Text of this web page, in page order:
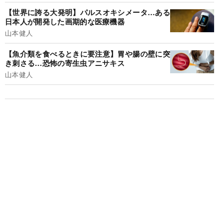
【世界に誇る大発明】パルスオキシメータ…ある
日本人が開発した画期的な医療機器
山本健人
【魚介類を食べるときに要注意】胃や腸の壁に突
き刺さる…恐怖の寄生虫アニサキス
山本健人